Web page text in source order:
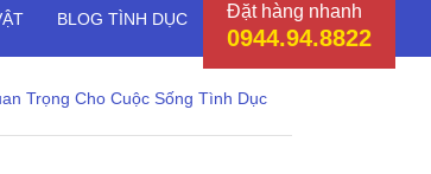
BLOG TÌNH DỤC Đặt hàng nhanh
0944.94.8822
Trọng Cho Cuộc Sống Tình Dục